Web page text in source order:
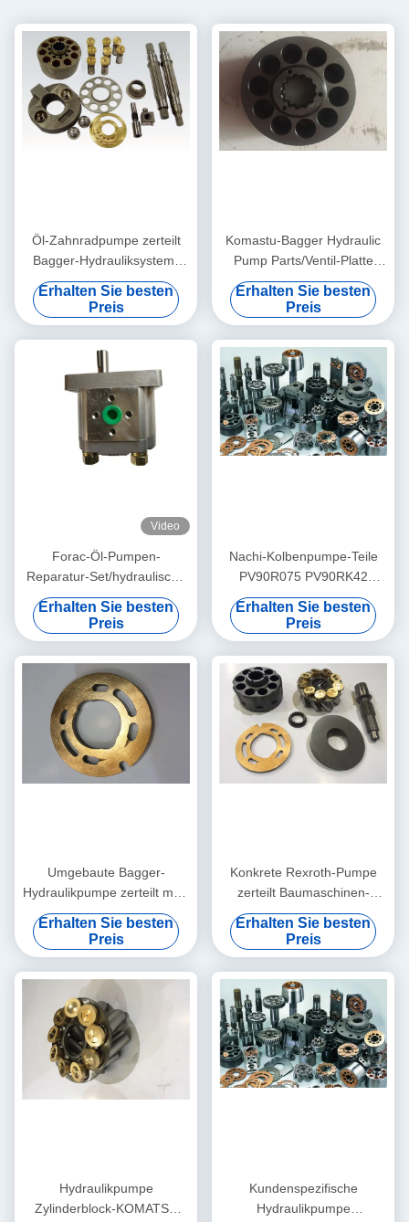
Öl-Zahnradpumpe zerteilt
Bagger-Hydrauliksystem-
Unterstützung PVG100
PVG120 PVG075
Erhalten Sie besten
Preis
Komastu-Bagger Hydraulic
Pump Parts/Ventil-Platte
PC200-7 PC220 fertigten
besonders an
Erhalten Sie besten
Preis
Video
Forac-Öl-Pumpen-
Reparatur-Set/hydraulische
Zahnradpumpe-Teile 1 - 3
Werktages-Versenden
Erhalten Sie besten
Preis
Nachi-Kolbenpumpe-Teile
PV90R075 PV90RK42
PV90L42 verfügbare ISO
bestätigen
Erhalten Sie besten
Preis
Umgebaute Bagger-
Hydraulikpumpe zerteilt multi
Modell PV90R075
PV90RK42 PV90L42
Erhalten Sie besten
Preis
Konkrete Rexroth-Pumpe
zerteilt Baumaschinen-
Unterstützung PV90R030
PV90R042
Erhalten Sie besten
Preis
Hydraulikpumpe
Zylinderblock-KOMATSU
Kundenspezifische
Hydraulikpumpe